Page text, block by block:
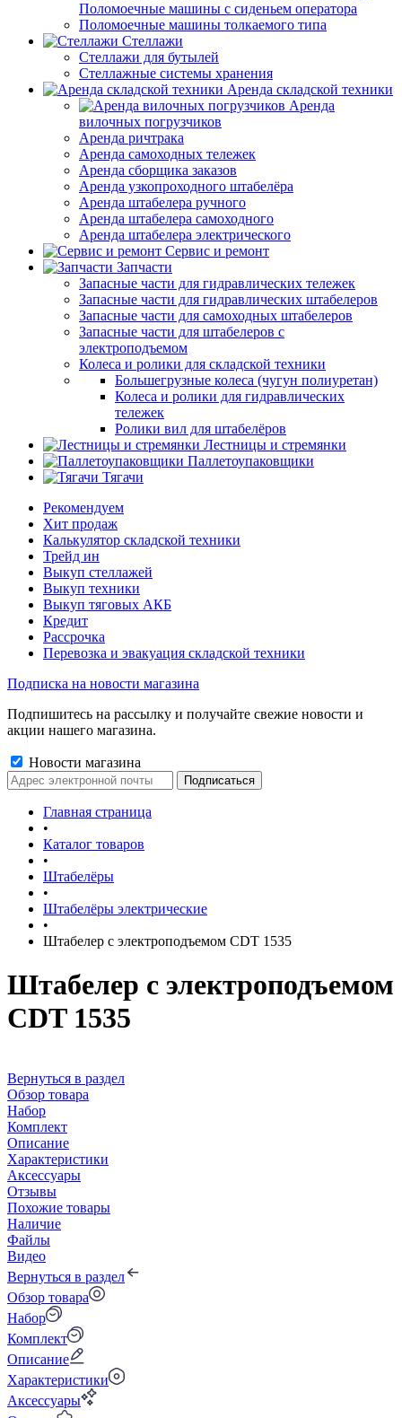
Поломоечные машины с сиденьем оператора
Поломоечные машины толкаемого типа
Стеллажи
Стеллажи для бутылей
Стеллажные системы хранения
Аренда складской техники
Аренда
вилочных погрузчиков
Аренда ричтрака
Аренда самоходных тележек
Аренда сборщика заказов
Аренда узкопроходного штабелёра
Аренда штабелера ручного
Аренда штабелера самоходного
Аренда штабелера электрического
Сервис и ремонт
Запчасти
Запасные части для гидравлических тележек
Запасные части для гидравлических штабелеров
Запасные части для самоходных штабелеров
Запасные части для штабелеров с
электроподъемом
Колеса и ролики для складской техники
Большегрузные колеса (чугун полиуретан)
Колеса и ролики для гидравлических
тележек
Ролики вил для штабелёров
Лестницы и стремянки
Паллетоупаковщики
Тягачи
Рекомендуем
Хит продаж
Калькулятор складской техники
Трейд ин
Выкуп стеллажей
Выкуп техники
Выкуп тяговых АКБ
Кредит
Рассрочка
Перевозка и эвакуация складской техники
Подписка на новости магазина
Подпишитесь на рассылку и получайте свежие новости и
акции нашего магазина.
Новости магазина
Главная страница
•
Каталог товаров
•
Штабелёры
•
Штабелёры электрические
•
Штабелер с электроподъемом CDT 1535
Штабелер с электроподъемом
CDT 1535
Вернуться в раздел
Обзор товара
Набор
Комплект
Описание
Характеристики
Аксессуары
Отзывы
Похожие товары
Наличие
Файлы
Видео
Вернуться в раздел
Обзор товара
Набор
Комплект
Описание
Характеристики
Аксессуары